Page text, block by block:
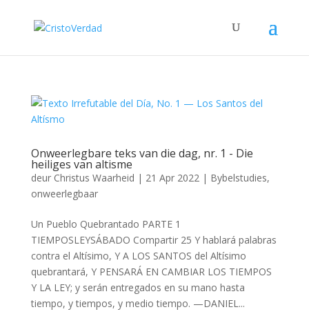
Onweerlegbare teks van die dag, nr. 1 - Die
heiliges van altisme
deur Christus Waarheid | 21 Apr 2022| Bybelstudies,
onweerlegbaar
Un Pueblo Quebrantado PARTE 1
TIEMPOSLEYSÁBADO Compartir 25 Y hablará palabras
contra el Altísimo, Y A LOS SANTOS del Altísimo
quebrantará, Y PENSARÁ EN CAMBIAR LOS TIEMPOS
Y LA LEY; y serán entregados en su mano hasta
tiempo, y tiempos, y medio tiempo. —DANIEL...